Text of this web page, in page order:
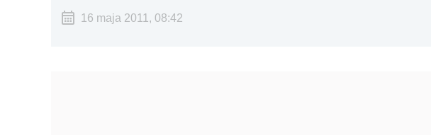
16 maja 2011, 08:42